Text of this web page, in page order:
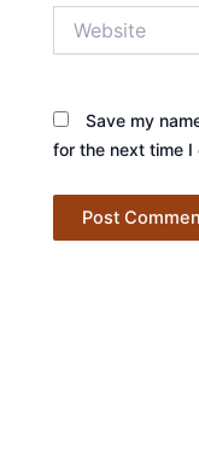
Save my
for the next time I